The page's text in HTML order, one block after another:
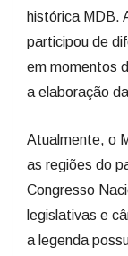
histórica MDB.
participou de
em momentos
a elaboração
Atualmente, o
as regiões do
Congresso
legislativas e
a legenda